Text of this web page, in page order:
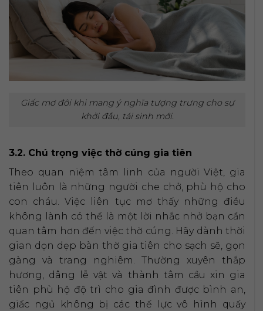
Giấc mơ đôi khi mang ý nghĩa tượng trưng cho sự
khởi đầu, tái sinh mới.
3.2. Chú trọng việc thờ cúng gia tiên
Theo quan niệm tâm linh của người Việt, gia
tiên luôn là những người che chở, phù hộ cho
con cháu. Việc liên tục mơ thấy những điều
không lành có thể là một lời nhắc nhở bạn cần
quan tâm hơn đến việc thờ cúng. Hãy dành thời
gian dọn dẹp bàn thờ gia tiên cho sạch sẽ, gọn
gàng và trang nghiêm. Thường xuyên thắp
hương, dâng lễ vật và thành tâm cầu xin gia
tiên phù hộ độ trì cho gia đình được bình an,
giấc ngủ không bị các thế lực vô hình quấy